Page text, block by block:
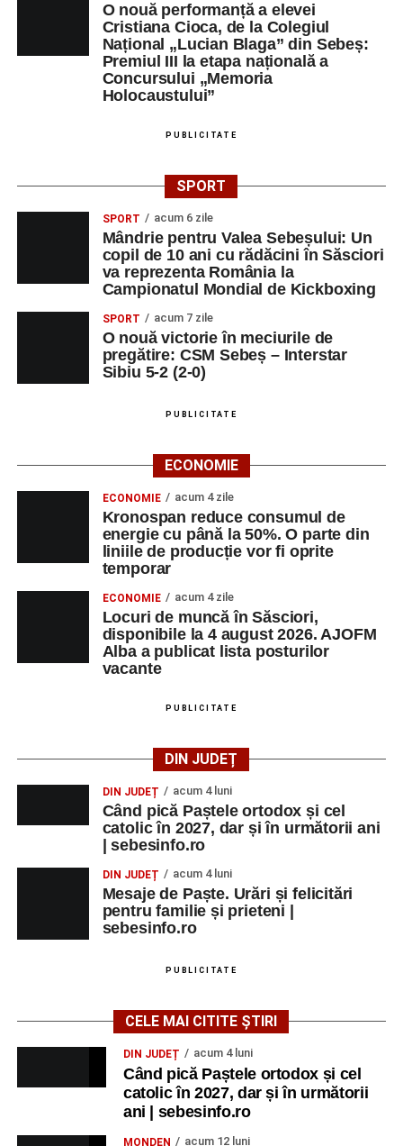
O nouă performanță a elevei
Cristiana Cioca, de la Colegiul
Național „Lucian Blaga” din Sebeș:
Premiul III la etapa națională a
Concursului „Memoria
Holocaustului”
PUBLICITATE
SPORT
SPORT acum 6 zile
Mândrie pentru Valea Sebeșului: Un
copil de 10 ani cu rădăcini în Săsciori
va reprezenta România la
Campionatul Mondial de Kickboxing
SPORT acum 7 zile
O nouă victorie în meciurile de
pregătire: CSM Sebeș – Interstar
Sibiu 5-2 (2-0)
PUBLICITATE
ECONOMIE
ECONOMIE acum 4 zile
Kronospan reduce consumul de
energie cu până la 50%. O parte din
liniile de producție vor fi oprite
temporar
ECONOMIE acum 4 zile
Locuri de muncă în Săsciori,
disponibile la 4 august 2026. AJOFM
Alba a publicat lista posturilor
vacante
PUBLICITATE
DIN JUDEȚ
DIN JUDEȚ acum 4 luni
Când pică Paștele ortodox și cel
catolic în 2027, dar și în următorii ani
| sebesinfo.ro
DIN JUDEȚ acum 4 luni
Mesaje de Paște. Urări și felicitări
pentru familie și prieteni |
sebesinfo.ro
PUBLICITATE
CELE MAI CITITE ȘTIRI
DIN JUDEȚ acum 4 luni
Când pică Paștele ortodox și cel
catolic în 2027, dar și în următorii
ani | sebesinfo.ro
MONDEN acum 12 luni